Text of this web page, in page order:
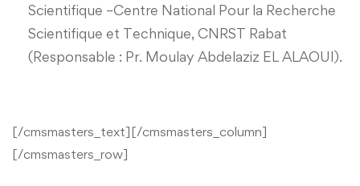
Scientifique –Centre National Pour la Recherche
Scientifique et Technique, CNRST Rabat
(Responsable : Pr. Moulay Abdelaziz EL ALAOUI).
[/cmsmasters_text][/cmsmasters_column]
[/cmsmasters_row]